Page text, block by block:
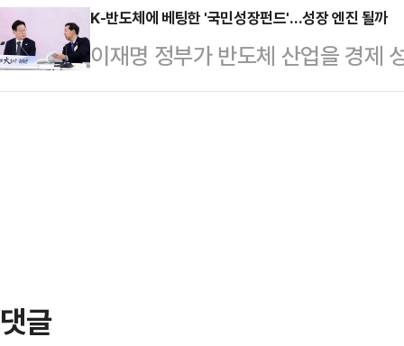
울 여의도 중앙당사에서 브리핑을
의 심의 결과, 징계시효 완성 여부,
의 안건에 대해 제명…
가 1만3000명을 넘어서 당국이 감
자는 2010년대 이후 급증하고 있
2020년 6619명이었던 매독 감염
K-반도체에 베팅한 '국민성장펀드'…성장 엔진 될까
이재명 정부가 반도체 산업을 경제
민성장펀드를 통해 풀릴 대규모 자
댓글